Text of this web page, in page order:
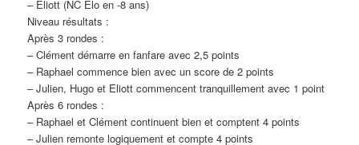
– Eliott (NC Elo en -8 ans)
Niveau résultats :
Après 3 rondes :
– Clément démarre en fanfare avec 2,5 points
– Raphael commence bien avec un score de 2 points
– Julien, Hugo et Eliott commencent tranquillement avec 1 point
Après 6 rondes :
– Raphael et Clément continuent bien et comptent 4 points
– Julien remonte logiquement et compte 4 points